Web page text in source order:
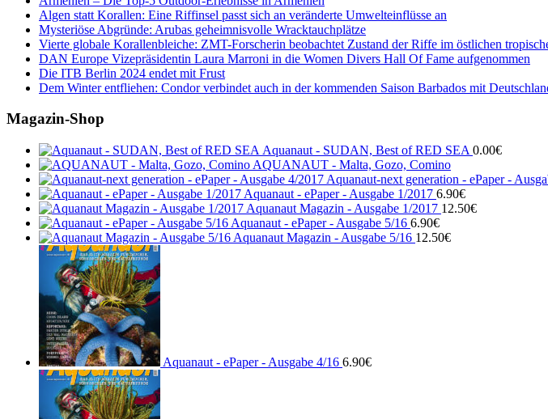
Algen statt Korallen: Eine Riffinsel passt sich an veränderte Umwelteinflüsse an
Mysteriöse Abgründe: Arubas geheimnisvolle Wracktauchplätze
Vierte globale Korallenbleiche: ZMT-Forscherin beobachtet Zustand der Riffe im östlichen
DAN Europe Vizepräsidentin Laura Marroni in die Women Divers Hall Of Fame aufgenommen
Die ITB Berlin 2024 endet mit Frust
Dem Winter entfliehen: Condor verbindet auch in der kommenden Saison Barbados mit
Magazin-Shop
Aquanaut - SUDAN, Best of RED SEA 0.00€
AQUANAUT - Malta, Gozo, Comino
Aquanaut-next generation - ePaper -
Aquanaut - ePaper - Ausgabe 1/2017 6.90€
Aquanaut Magazin - Ausgabe 1/2017 12.50€
Aquanaut - ePaper - Ausgabe 5/16 6.90€
Aquanaut Magazin - Ausgabe 5/16 12.50€
Aquanaut - ePaper - Ausgabe 4/16 6.90€